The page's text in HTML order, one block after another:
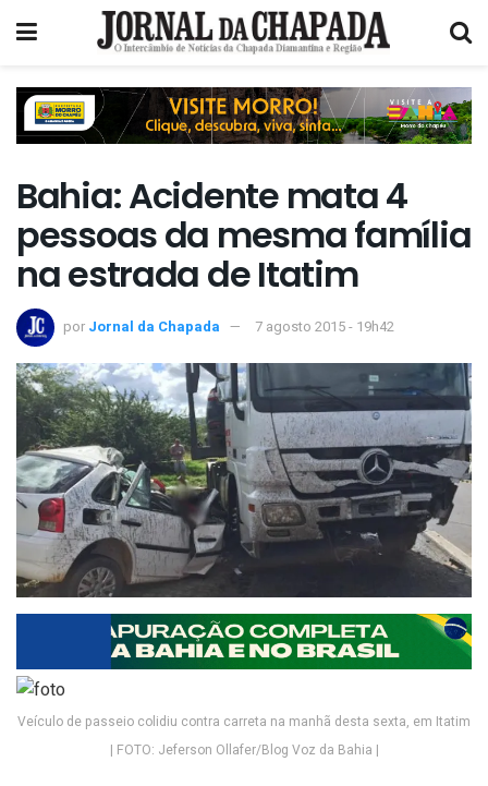
Bahia: Acidente mata 4
pessoas da mesma família
na estrada de Itatim
por Jornal da Chapada 7 agosto 2015 - 19h42
Veículo de passeio colidiu contra carreta na manhã desta sexta, em Itatim
| FOTO: Jeferson Ollafer/Blog Voz da Bahia |